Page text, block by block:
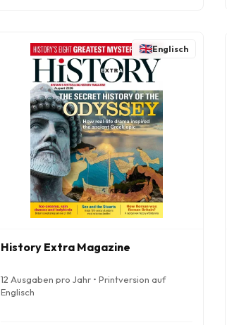
Englisch
History Extra Magazine
12 Ausgaben pro Jahr • Printversion auf
Englisch